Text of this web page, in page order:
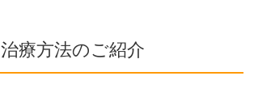
治療方法のご紹介